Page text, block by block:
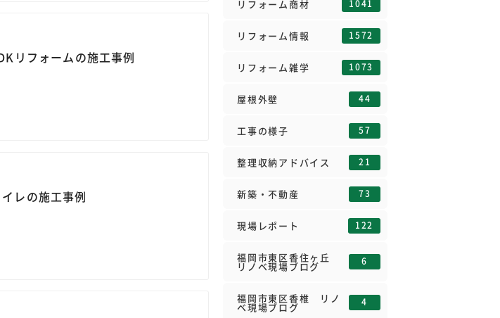
リフォームの施工事例
レの施工事例
リフォーム商材 1041
リフォーム情報 1572
リフォーム雑学 1073
屋根外壁 44
工事の様子 57
整理収納アドバイス 21
新築・不動産 73
現場レポート 122
福岡市東区香住ヶ丘
リノベ現場ブログ 6
福岡市東区香椎 リノ
ベ現場ブログ 4